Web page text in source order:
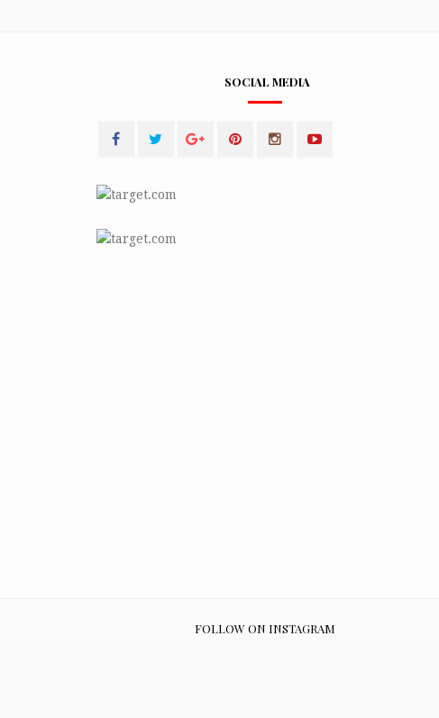
SOCIAL MEDIA
FOLLOW ON INSTAGRAM